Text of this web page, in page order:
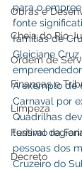
Obras e
Cheia do Rio
Ordem de
Finanças e
Limpeza
Festival da
Decreto
para o
fonte
famílias de
Gleiciane
A exemplo de
Carnaval por
Quadrilhas
turismo
pessoas dos
Cruzeiro do